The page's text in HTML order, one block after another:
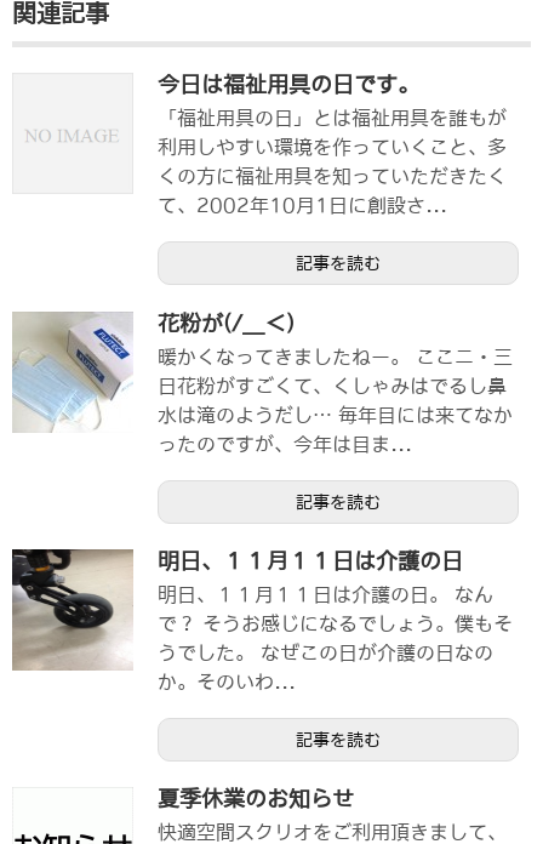
関連記事
今日は福祉用具の日です。
「福祉用具の日」とは福祉用具を誰もが
利用しやすい環境を作っていくこと、多
くの方に福祉用具を知っていただきたく
て、2002年10月1日に創設さ...
記事を読む
花粉が(/＿＜)
暖かくなってきましたねー。 ここニ・三
日花粉がすごくて、くしゃみはでるし鼻
水は滝のようだし… 毎年目には来てなか
ったのですが、今年は目ま...
記事を読む
明日、１１月１１日は介護の日
明日、１１月１１日は介護の日。 なん
で？ そうお感じになるでしょう。僕もそ
うでした。 なぜこの日が介護の日なの
か。そのいわ...
記事を読む
夏季休業のお知らせ
快適空間スクリオをご利用頂きまして、